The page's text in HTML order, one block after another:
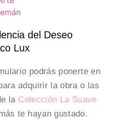
del Deseo
Lux
podrás ponerte en
adquirir la obra o las
la Colección La Suave
te hayan gustado.